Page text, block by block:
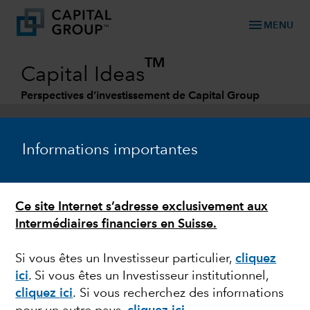
Informations importantes
Ce site Internet s’adresse exclusivement aux
Intermédiaires financiers en Suisse.
Si vous êtes un Investisseur particulier,cliquez
ici. Si vous êtes un Investisseur institutionnel,
cliquez ici. Si vous recherchez des informations
menu MENU
Capital Ideas
TM
Perspectives d’investissement de Capital Group
PERSPECTIVES